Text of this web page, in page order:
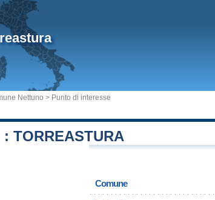
Nettuno > Punto di interesse
: TORREASTURA
Comune